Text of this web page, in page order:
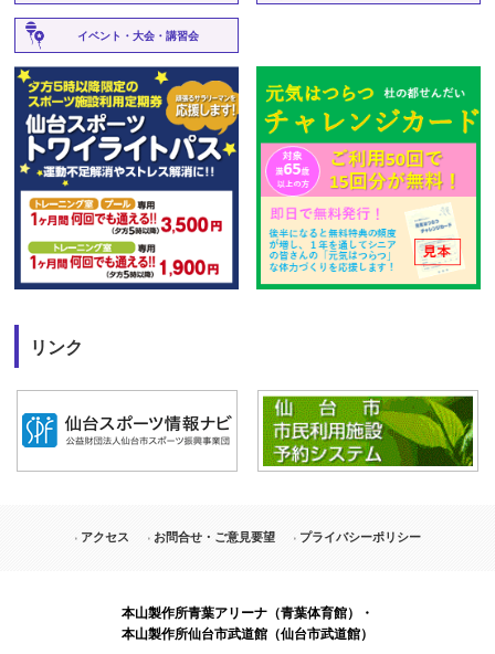
イベント・大会・講習会
リンク
アクセス お問合せ・ご意見要望 プライバシーポリシー
本山製作所青葉アリーナ（青葉体育館）・
本山製作所仙台市武道館（仙台市武道館）